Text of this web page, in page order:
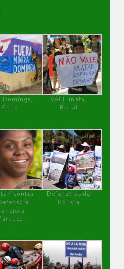
Dominga,
Chile
VALE mata,
Brasil
contra
Defensoras de
Bolivia